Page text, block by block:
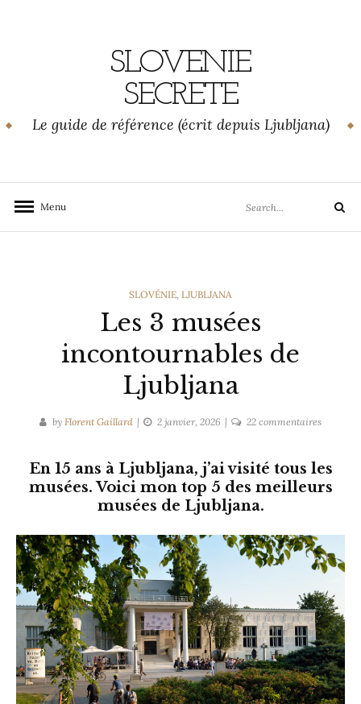
SLOVENIE
SECRETE
Le guide de référence (écrit depuis Ljubljana)
Menu
for:
Search
CATEGORIES
SLOVÉNIE, LJUBLJANA
Les 3 musées
incontournables de
Ljubljana
by Florent Gaillard 2 janvier, 2026 22 commentairessur
musées
En 15 ans à Ljubljana, j’ai visité tous les
musées. Voici mon top 5 des meilleurs
musées de Ljubljana.